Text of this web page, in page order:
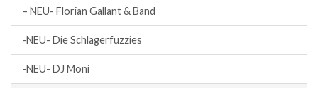
– NEU- Florian Gallant & Band
-NEU- Die Schlagerfuzzies
-NEU- DJ Moni